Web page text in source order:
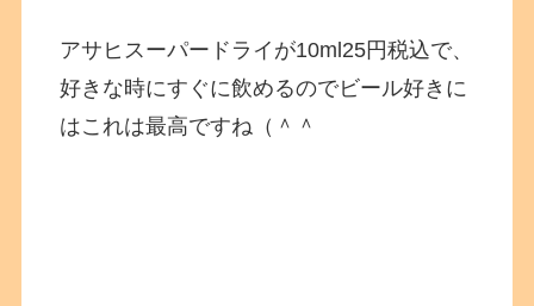
アサヒスーパードライが10ml25円税込で、
好きな時にすぐに飲めるのでビール好きに
はこれは最高ですね（＾＾